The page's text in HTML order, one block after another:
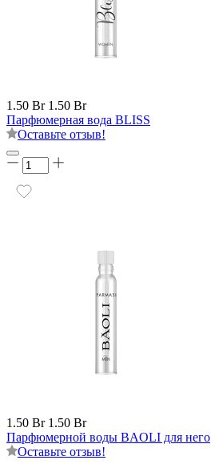
1.50 Br 1.50 Br
Парфюмерная вода BLISS
Оставьте отзыв!
1.50 Br 1.50 Br
Парфюмерной воды BAOLI для него
Оставьте отзыв!